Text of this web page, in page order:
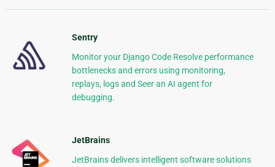
Sentry
Monitor your Django Code Resolve performance
bottlenecks and errors using monitoring,
replays, logs and Seer an AI agent for
debugging.
JetBrains
JetBrains delivers intelligent software solutions